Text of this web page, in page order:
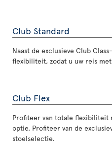
Club Standard
Naast de exclusieve Club
flexibiliteit, zodat u uw reis
Club Flex
Profiteer van totale flexibiliteit
optie. Profiteer van de
stoelselectie.